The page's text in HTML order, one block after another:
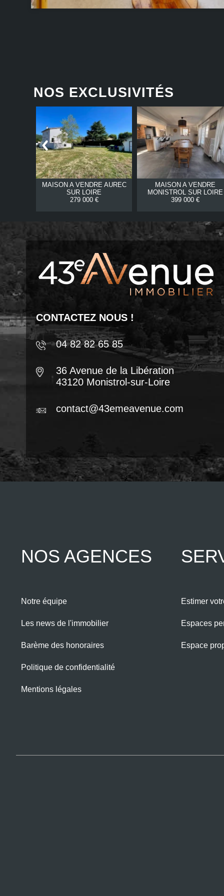
NOS EXCLUSIVITÉS
MAISON A VENDRE AUREC
SUR LOIRE
279 000 €
MAISON A VENDRE
MONISTROL SUR LOIRE
399 000 €
CONTACTEZ NOUS !
04 82 82 65 85
36 Avenue de la Libération
43120 Monistrol-sur-Loire
contact@43emeavenue.com
NOS AGENCES
Notre équipe
Les news de l'immobilier
Barème des honoraires
Politique de confidentialité
Mentions légales
Estimer
Espaces
Espace